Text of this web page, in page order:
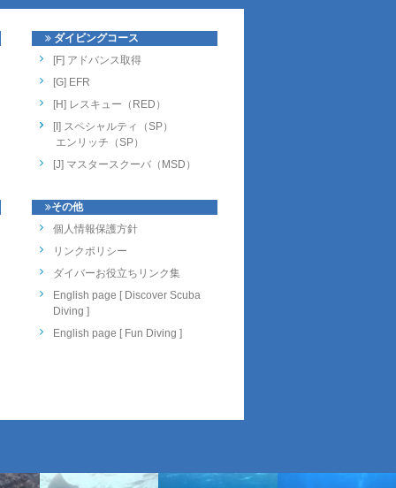
ダイビングコース
[F] アドバンス取得
[G] EFR
[H] レスキュー（RED）
[I] スペシャルティ（SP）
エンリッチ（SP）
[J] マスタースクーバ（MSD）
その他
個人情報保護方針
リンクポリシー
ダイバーお役立ちリンク集
English page [ Discover Scuba
Diving ]
English page [ Fun Diving ]